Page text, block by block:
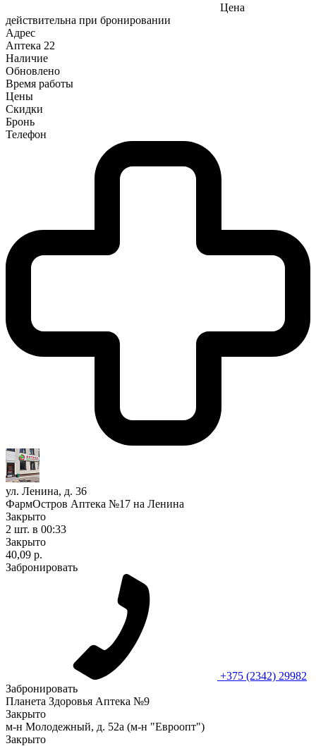
Цена
действительна при бронировании
Адрес
Аптека 22
Наличие
Обновлено
Время работы
Цены
Скидки
Бронь
Телефон
ул. Ленина, д. 36
ФармОстров Аптека №17 на Ленина
Закрыто
2 шт. в 00:33
Закрыто
40,09 р.
Забронировать
+375 (2342) 29982
Забронировать
Планета Здоровья Аптека №9
Закрыто
м-н Молодежный, д. 52а (м-н "Евроопт")
Закрыто